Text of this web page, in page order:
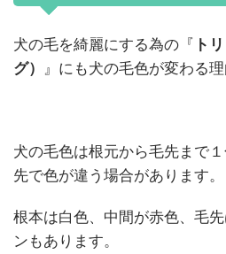
犬の毛を綺麗にする為の『
ト
グ）
』にも犬の毛色が変わる理
犬の毛色は根元から毛先まで
先で色が違う場合があります。
根本は白色、中間が赤色、毛
ンもあります。